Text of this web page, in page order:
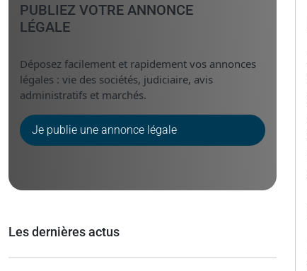
PUBLIEZ VOTRE ANNONCE
LÉGALE
Déposez facilement et rapidement vos annonces
légales : vie des sociétés, judiciaire, avis
administratifs et marchés.
Je publie une annonce légale
Les dernières actus